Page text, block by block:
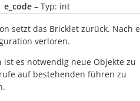
e_code – Typ: int
setzt das Bricklet zurück. Nach
verloren.
ist es notwendig neue Objekte zu
auf bestehenden führen zu